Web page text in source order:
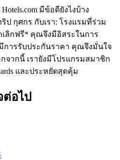
มีข้อดียังไงบ้าง
กุศกร กับเรา: โรงแรมที่ร่วม
เลิกฟรี* คุณจึงมีอิสระในการ
การรับประกันราคา คุณจึงมั่นใจ
จากนี้ เรายังมีโปรแกรมสมาชิก
และประหยัดสุดคุ้ม
อไป